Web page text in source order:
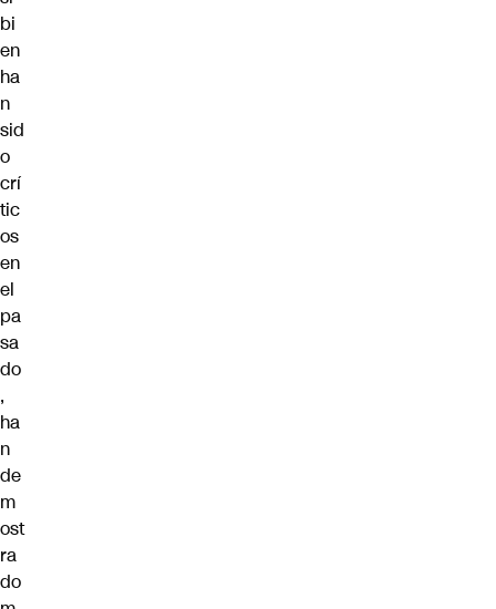
bi
en
ha
n
sid
o
crí
tic
os
en
el
pa
sa
do
,
ha
n
de
m
ost
ra
do